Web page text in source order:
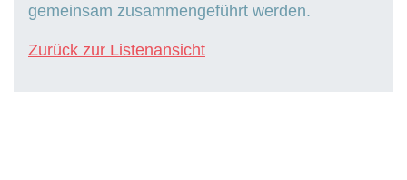
gemeinsam zusammengeführt werden.
Zurück zur Listenansicht